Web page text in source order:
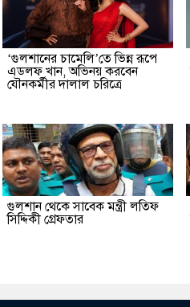
‘গুলশানের চামেলি’তে ভিন্ন রূপে
এডলফ খান, অভিনয় করবেন
যৌনকর্মীর দালাল চরিত্রে
গুলশান থেকে সাবেক মন্ত্রী লতিফ
সিদ্দিকী গ্রেফতার